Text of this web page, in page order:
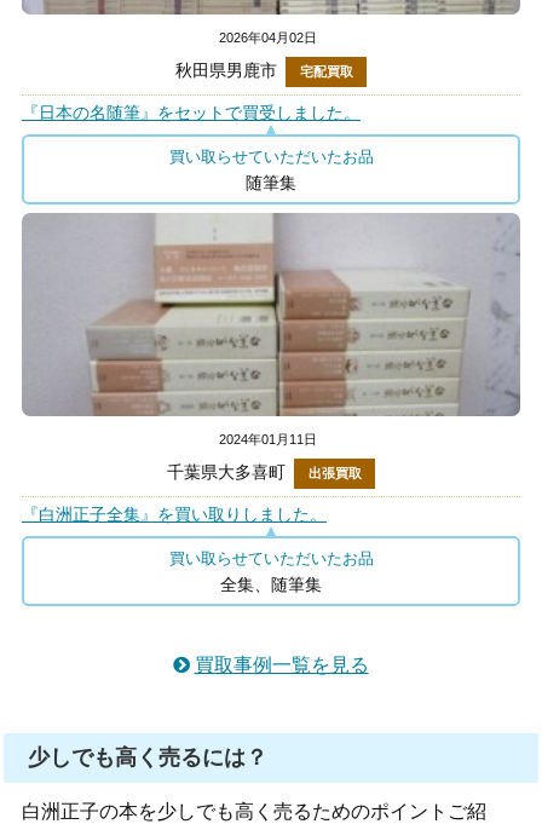
2026年04月02日
秋田県男鹿市 宅配買取
『日本の名随筆』をセットで買受しました。
買い取らせていただいたお品
随筆集
2024年01月11日
千葉県大多喜町 出張買取
『白洲正子全集』を買い取りしました。
買い取らせていただいたお品
全集、随筆集
買取事例一覧を見る
少しでも高く売るには？
白洲正子の本を少しでも高く売るためのポイントご紹